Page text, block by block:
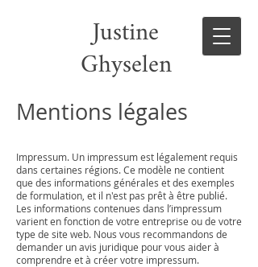
Justine
Ghyselen
Mentions légales
Impressum. Un impressum est légalement requis
dans certaines régions. Ce modèle ne contient
que des informations générales et des exemples
de formulation, et il n'est pas prêt à être publié.
Les informations contenues dans l’impressum
varient en fonction de votre entreprise ou de votre
type de site web. Nous vous recommandons de
demander un avis juridique pour vous aider à
comprendre et à créer votre impressum.